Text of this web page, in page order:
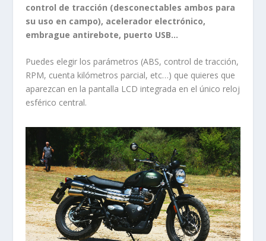
control de tracción (desconectables ambos para
su uso en campo), acelerador electrónico,
embrague antirebote, puerto USB…
Puedes elegir los parámetros (ABS, control de tracción,
RPM, cuenta kilómetros parcial, etc…) que quieres que
aparezcan en la pantalla LCD integrada en el único reloj
esférico central.